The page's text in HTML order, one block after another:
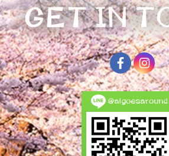
@aigoesaround